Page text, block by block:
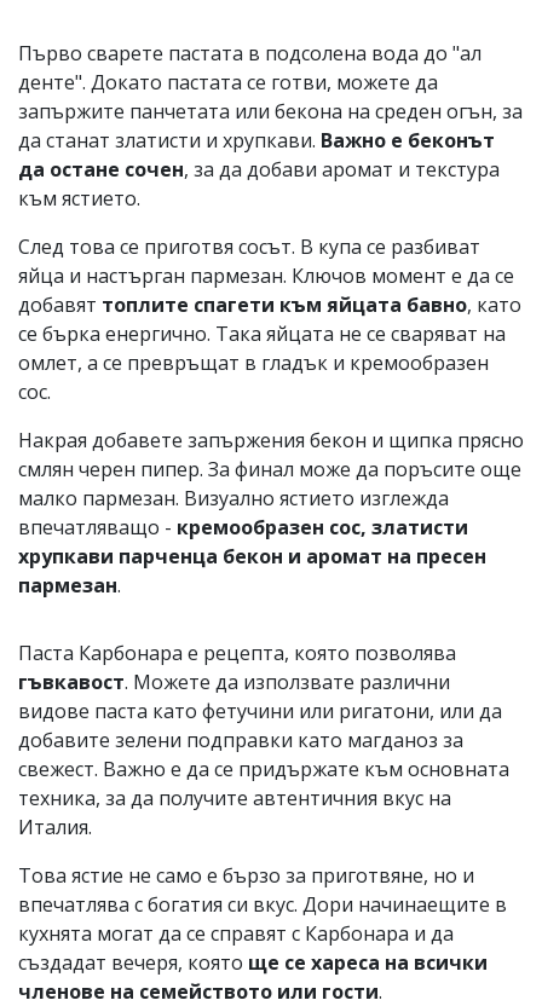
Първо сварете пастата в подсолена вода до "ал
денте". Докато пастата се готви, можете да
запържите панчетата или бекона на среден огън, за
да станат златисти и хрупкави. Важно е беконът
да остане сочен, за да добави аромат и текстура
към ястието.
След това се приготвя сосът. В купа се разбиват
яйца и настърган пармезан. Ключов момент е да се
добавят топлите спагети към яйцата бавно, като
се бърка енергично. Така яйцата не се сваряват на
омлет, а се превръщат в гладък и кремообразен
сос.
Накрая добавете запържения бекон и щипка прясно
смлян черен пипер. За финал може да поръсите още
малко пармезан. Визуално ястието изглежда
впечатляващо - кремообразен сос, златисти
хрупкави парченца бекон и аромат на пресен
пармезан.
Паста Карбонара е рецепта, която позволява
гъвкавост. Можете да използвате различни
видове паста като фетучини или ригатони, или да
добавите зелени подправки като магданоз за
свежест. Важно е да се придържате към основната
техника, за да получите автентичния вкус на
Италия.
Това ястие не само е бързо за приготвяне, но и
впечатлява с богатия си вкус. Дори начинаещите в
кухнята могат да се справят с Карбонара и да
създадат вечеря, която ще се хареса на всички
членове на семейството или гости.